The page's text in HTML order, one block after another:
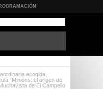
acogida,
“Minions: el origen de
de El Campello